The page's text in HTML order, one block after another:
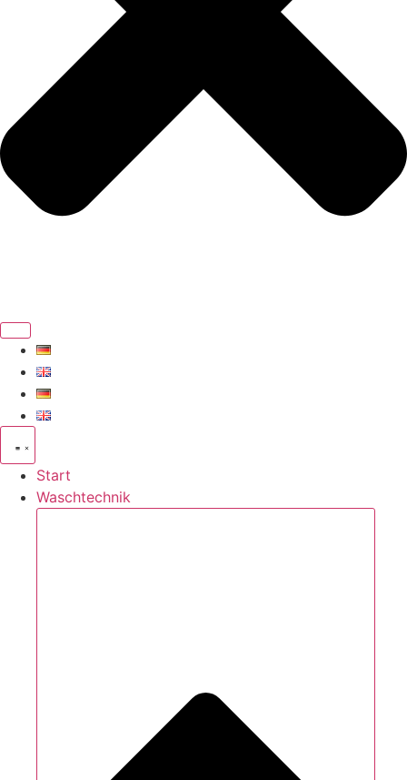
Start
Waschtechnik